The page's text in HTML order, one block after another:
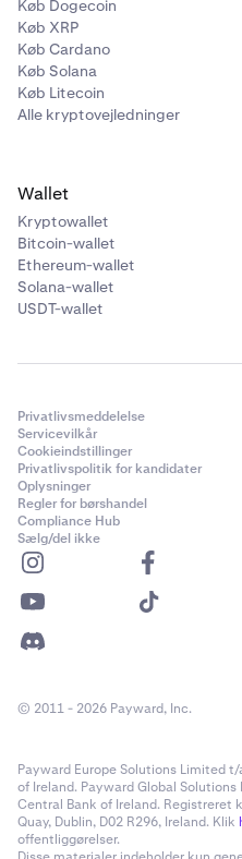
Køb Dogecoin
Køb XRP
Køb Cardano
Køb Solana
Køb Litecoin
Alle kryptovejledninger
Wallet
Kryptowallet
Bitcoin-wallet
Ethereum-wallet
Solana-wallet
USDT-wallet
Privatlivsmeddelelse
Servicevilkår
Cookieindstillinger
Privatlivspolitik for kandidater
Oplysninger
Regler for børshandel
Compliance Hub
Sælg/del ikke
© 2011 - 2026 Payward, Inc.
Payward Europe Solutions Limited
of Ireland. Payward Global
Central Bank of Ireland. Registreret
Quay, Dublin, D02 R296, Ireland. Klik
offentliggørelser.